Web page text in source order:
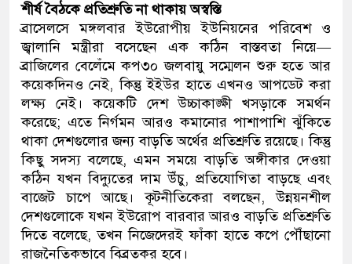
শীর্ষ বৈঠকে প্রতিশ্রুতি না থাকায় অস্বস্তি
ব্রাসেলসে মঙ্গলবার ইউরোপীয় ইউনিয়নের পরিবেশ ও
জ্বালানি মন্ত্রীরা বসেছেন এক কঠিন বাস্তবতা নিয়ে—
ব্রাজিলের বেলেঁমে কপ৩০ জলবায়ু সম্মেলন শুরু হতে আর
কয়েকদিনও নেই, কিন্তু ইইউর হাতে এখনও আপডেট করা
লক্ষ্য নেই। কয়েকটি দেশ উচ্চাকাঙ্ক্ষী খসড়াকে সমর্থন
করেছে; এতে নির্গমন আরও কমানোর পাশাপাশি ঝুঁকিতে
থাকা দেশগুলোর জন্য বাড়তি অর্থের প্রতিশ্রুতি রয়েছে। কিন্তু
কিছু সদস্য বলেছে, এমন সময়ে বাড়তি অঙ্গীকার দেওয়া
কঠিন যখন বিদ্যুতের দাম উঁচু, প্রতিযোগিতা বাড়ছে এবং
বাজেট চাপে আছে। কূটনীতিকেরা বলছেন, উন্নয়নশীল
দেশগুলোকে যখন ইউরোপ বারবার আরও বাড়তি প্রতিশ্রুতি
দিতে বলেছে, তখন নিজেদেরই ফাঁকা হাতে কপে পৌঁছানো
রাজনৈতিকভাবে বিব্রতকর হবে।